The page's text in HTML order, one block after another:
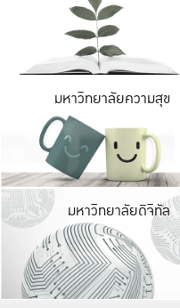
มหาวิทยาลัยความสุข
มหาวิทยาลัยดิจิทัล